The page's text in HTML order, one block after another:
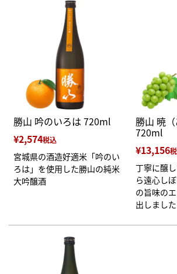
勝山 吟のいろは 720ml
¥2,574税込
宮城県の酒造好適米「吟のい
ろは」を使用した勝山の純米
大吟醸酒
勝山 暁（
720ml
¥13,156
丁寧に醸
ら遠心し
の旨味の
出しました